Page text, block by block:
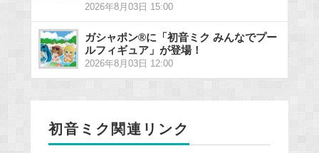
2026年8月03日 15:00
ガシャポン®に「初音ミク みんなでプー
ルフィギュア」が登場！
2026年8月03日 12:00
初音ミク関連リンク